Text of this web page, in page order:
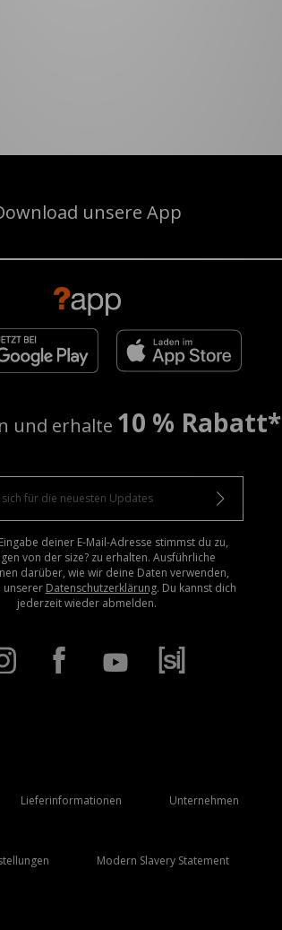
unsere App
und erhalte 10 % Rabatt*
deiner E-Mail-Adresse stimmst du zu,
von der size? zu erhalten. Ausführliche
darüber, wie wir deine Daten verwenden,
unserer Datenschutzerklärung. Du kannst dich
jederzeit wieder abmelden.
Lieferinformationen Unternehmen
Modern Slavery Statement